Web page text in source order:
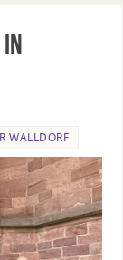
WALLDORF